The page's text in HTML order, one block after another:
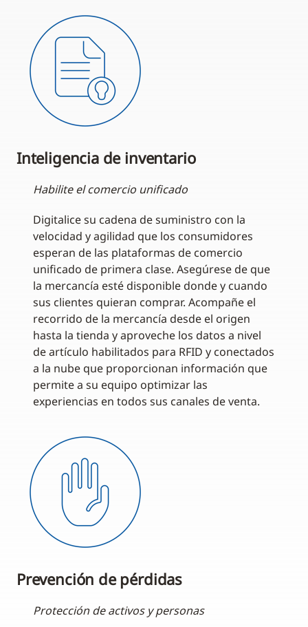
Inteligencia de inventario
Habilite el comercio unificado
Digitalice su cadena de suministro con la
velocidad y agilidad que los consumidores
esperan de las plataformas de comercio
unificado de primera clase. Asegúrese de que
la mercancía esté disponible donde y cuando
sus clientes quieran comprar. Acompañe el
recorrido de la mercancía desde el origen
hasta la tienda y aproveche los datos a nivel
de artículo habilitados para RFID y conectados
a la nube que proporcionan información que
permite a su equipo optimizar las
experiencias en todos sus canales de venta.
Prevención de pérdidas
Protección de activos y personas